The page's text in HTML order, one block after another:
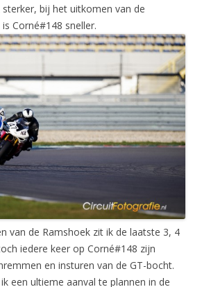
sterker, bij het uitkomen van de
Corné#148 sneller.
van de Ramshoek zit ik de laatste 3, 4
iedere keer op Corné#148 zijn
en insturen van de GT-bocht.
een ultieme aanval te plannen in de